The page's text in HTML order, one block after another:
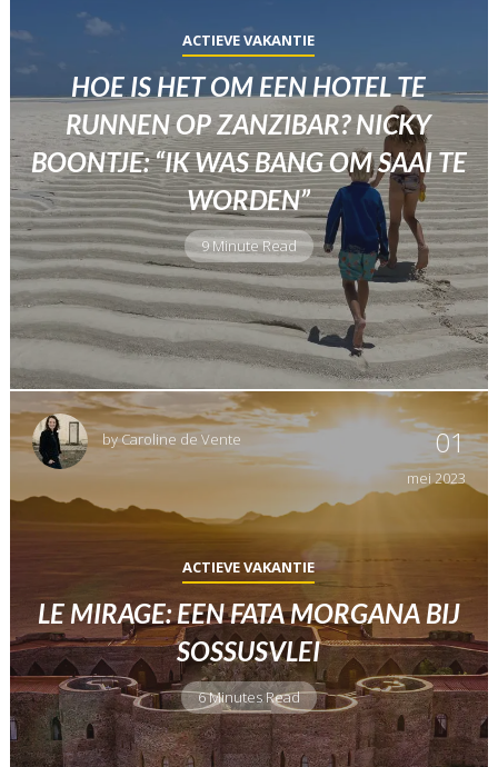
ACTIEVE VAKANTIE
HOE IS HET OM EEN HOTEL TE
RUNNEN OP ZANZIBAR? NICKY
BOONTJE: “IK WAS BANG OM SAAI TE
WORDEN”
9 Minute Read
byCaroline de Vente 01
mei 2023
ACTIEVE VAKANTIE
LE MIRAGE: EEN FATA MORGANA BIJ
SOSSUSVLEI
6 Minutes Read